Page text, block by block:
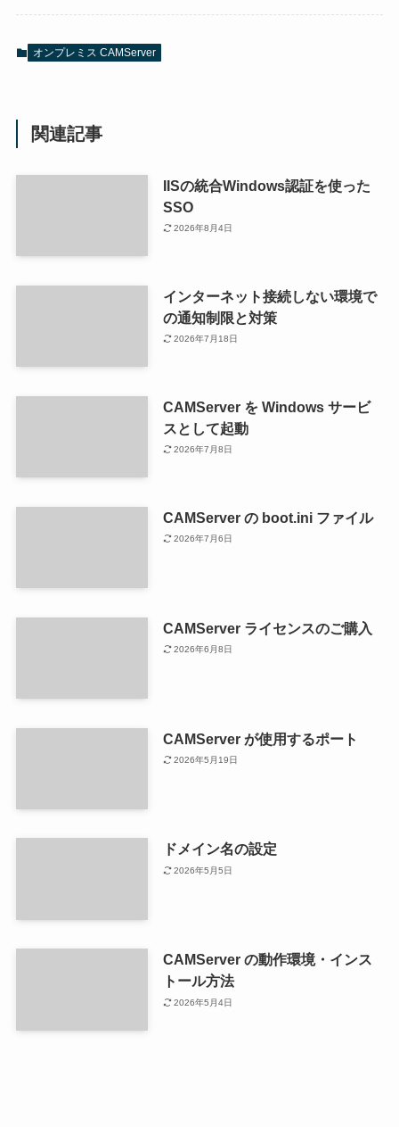
オンプレミス CAMServer
関連記事
IISの統合Windows認証を使った
SSO
2026年8月4日
インターネット接続しない環境で
の通知制限と対策
2026年7月18日
CAMServer を Windows サービ
スとして起動
2026年7月8日
CAMServer の boot.ini ファイル
2026年7月6日
CAMServer ライセンスのご購入
2026年6月8日
CAMServer が使用するポート
2026年5月19日
ドメイン名の設定
2026年5月5日
CAMServer の動作環境・インス
トール方法
2026年5月4日